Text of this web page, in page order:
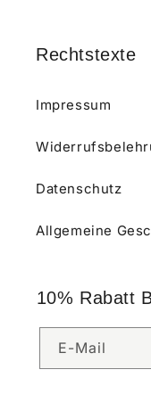
Rechtstexte
Impressum
Datenschutz
Allgemeine
10% Rabatt
E-Mail